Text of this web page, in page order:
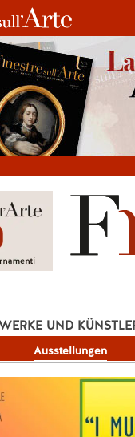
Ausstellungen
UND